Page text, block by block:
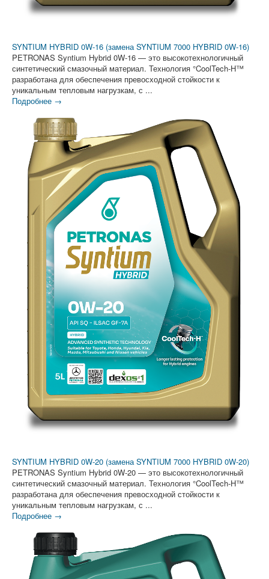
SYNTIUM HYBRID 0W-16 (замена SYNTIUM 7000 HYBRID 0W-16)
PETRONAS Syntium Hybrid 0W-16 — это высокотехнологичный
синтетический смазочный материал. Технология °CoolTech-H™
разработана для обеспечения превосходной стойкости к
уникальным тепловым нагрузкам, с ...
Подробнее →
SYNTIUM HYBRID 0W-20 (замена SYNTIUM 7000 HYBRID 0W-20)
PETRONAS Syntium Hybrid 0W-20 — это высокотехнологичный
синтетический смазочный материал. Технология °CoolTech-H™
разработана для обеспечения превосходной стойкости к
уникальным тепловым нагрузкам, с ...
Подробнее →